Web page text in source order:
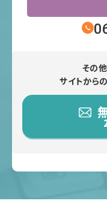
その
サイトから